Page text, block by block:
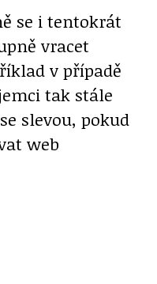
se i tentokrát
vracet
v případě
tak stále
slevou, pokud
web